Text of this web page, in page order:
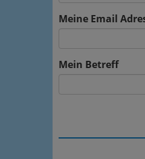
Meine Email
Mein Betreff